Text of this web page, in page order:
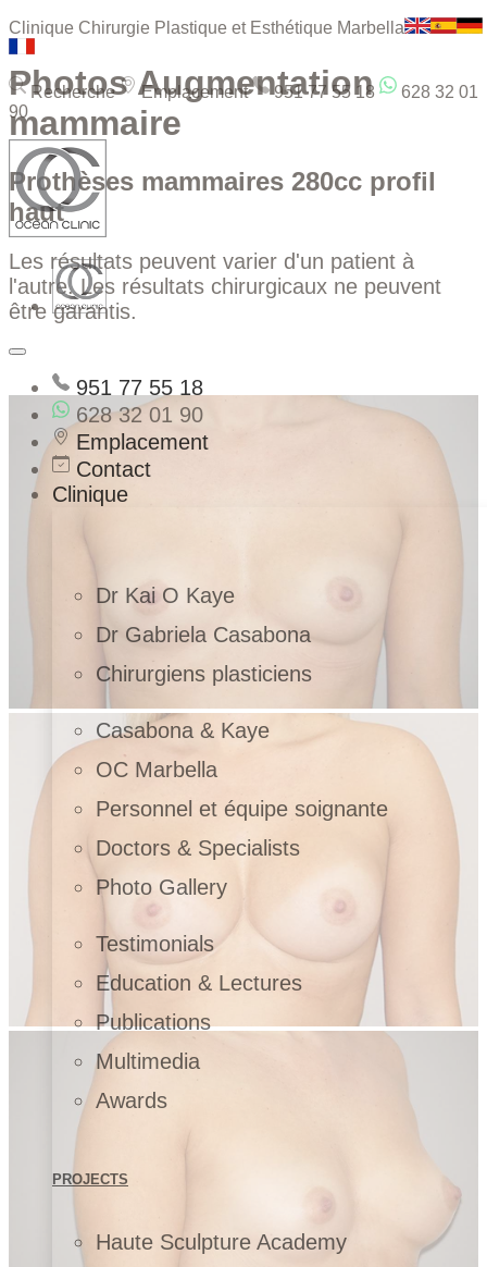
Clinique Chirurgie Plastique et Esthétique Marbella
Recherche Emplacement 951 77 55 18
628 32 01
90
951 77 55 18
628 32 01 90
Emplacement
Contact
Clinique
Dr Kai O Kaye
Dr Gabriela Casabona
Chirurgiens plasticiens
Casabona & Kaye
OC Marbella
Personnel et équipe soignante
Doctors & Specialists
Photo Gallery
Testimonials
Education & Lectures
Publications
Multimedia
Awards
PROJECTS
Haute Sculpture Academy
Photos Augmentation
mammaire
Prothèses mammaires 280cc profil
haut
Les résultats peuvent varier d'un patient à
l'autre. Les résultats chirurgicaux ne peuvent
être garantis.